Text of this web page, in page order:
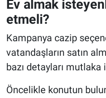
Ev almak
etmeli?
Kampanya cazip
vatandaşların satın
bazı detayları
Öncelikle konutun